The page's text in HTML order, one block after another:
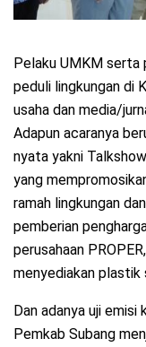
Pelaku UMKM serta
peduli lingkungan di
usaha dan media/
Adapun acaranya
nyata yakni
yang
ramah lingkungan
pemberian
perusahaan
menyediakan plastik
Dan adanya uji
Pemkab Subang